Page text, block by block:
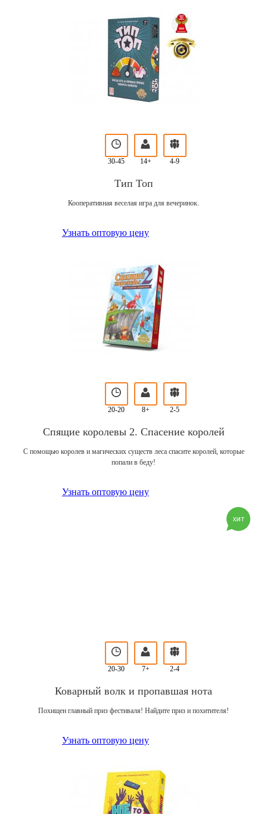
30-45 14+ 4-9
Тип Топ
Кооперативная веселая игра для вечеринок.
Узнать оптовую цену
20-20 8+ 2-5
Спящие королевы 2. Спасение королей
С помощью королев и магических существ леса спасите королей, которые
попали в беду!
Узнать оптовую цену
20-30 7+ 2-4
Коварный волк и пропавшая нота
Похищен главный приз фестиваля! Найдите приз и похитителя!
Узнать оптовую цену